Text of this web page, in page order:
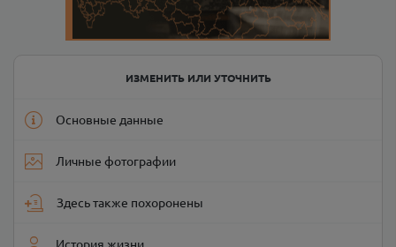
ИЗМЕНИТЬ ИЛИ УТОЧНИТЬ
Основные данные
Личные фотографии
Здесь также похоронены
История жизни